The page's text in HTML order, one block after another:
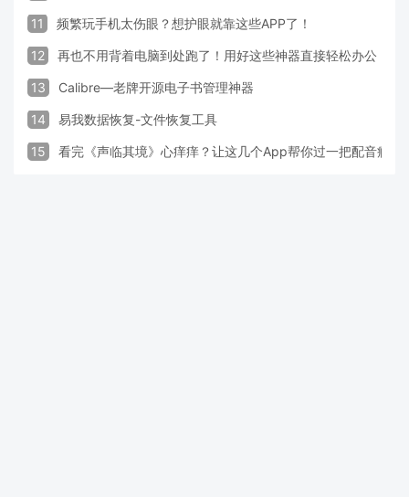
11 频繁玩手机太伤眼？想护眼就靠这些APP了！
12 再也不用背着电脑到处跑了！用好这些神器直接轻松办公
13 Calibre—老牌开源电子书管理神器
14 易我数据恢复-文件恢复工具
15 看完《声临其境》心痒痒？让这几个App帮你过一把配音瘾